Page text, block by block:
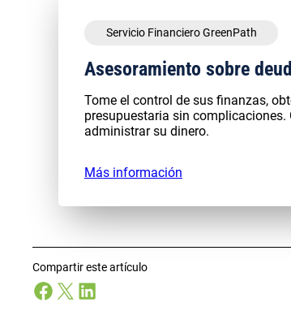
Servicio Financiero GreenPath
Asesoramiento sobre
Tome el control de sus finanzas,
presupuestaria sin
administrar su dinero.
Más información
Compartir este artículo
Facebook
X LinkedIn